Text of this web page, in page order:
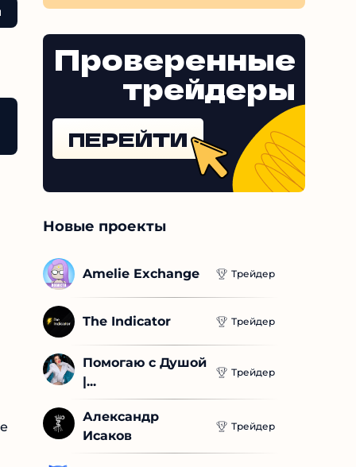
Проверенные
трейдеры
ПЕРЕЙТИ
Новые проекты
Amelie Exchange Трейдер
The Indicator Трейдер
Помогаю с Душой
|...
Трейдер
Александр
Исаков
Трейдер